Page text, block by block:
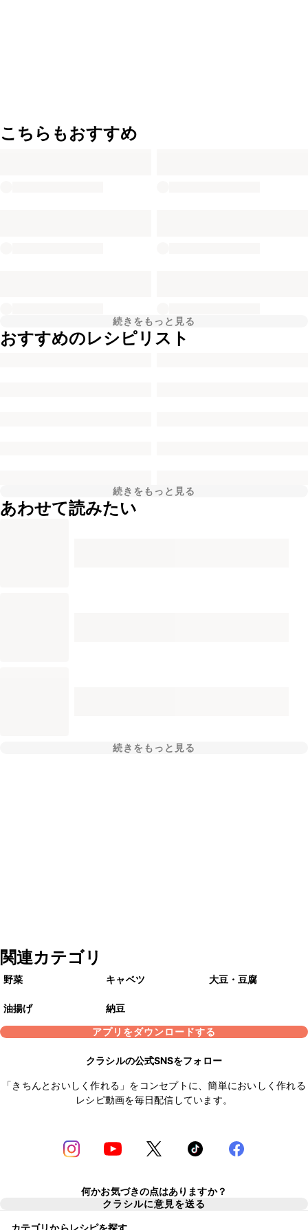
こちらもおすすめ
続きをもっと見る
おすすめのレシピリスト
続きをもっと見る
あわせて読みたい
続きをもっと見る
関連カテゴリ
野菜 キャベツ 大豆・豆腐
油揚げ
納豆
アプリをダウンロードする
クラシルの公式SNSをフォロー
「きちんとおいしく作れる」をコンセプトに、簡単においしく作れる
レシピ動画を毎日配信しています。
何かお気づきの点はありますか？
クラシルに意見を送る
カテゴリからレシピを探す